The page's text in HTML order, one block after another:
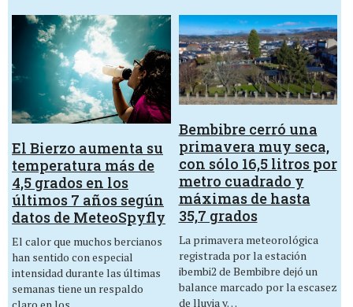
El Bierzo aumenta su
temperatura más de
4,5 grados en los
últimos 7 años según
datos de MeteoSpyfly
El calor que muchos bercianos
han sentido con especial
intensidad durante las últimas
semanas tiene un respaldo
Bembibre cerró una
primavera muy seca,
con sólo 16,5 litros por
metro cuadrado y
máximas de hasta
35,7 grados
La primavera meteorológica
registrada por la estación
ibembi2 de Bembibre dejó un
balance marcado por la escasez
de lluvia y…